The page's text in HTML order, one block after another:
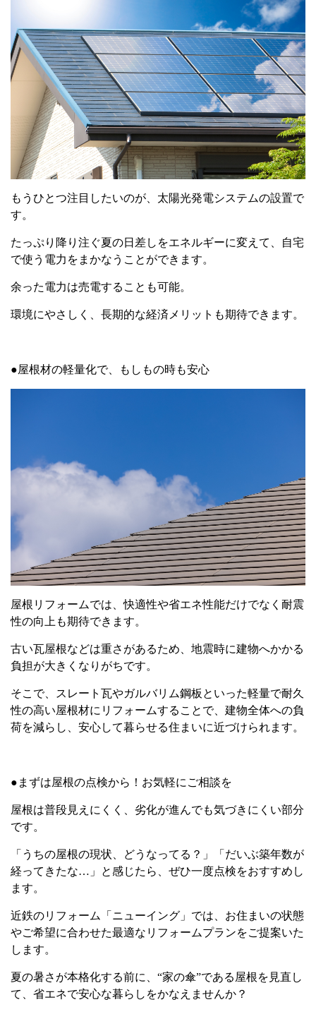
もうひとつ注目したいのが、太陽光発電システムの設置で
す。
たっぷり降り注ぐ夏の日差しをエネルギーに変えて、自宅
で使う電力をまかなうことができます。
余った電力は売電することも可能。
環境にやさしく、長期的な経済メリットも期待できます。
●屋根材の軽量化で、もしもの時も安心
屋根リフォームでは、快適性や省エネ性能だけでなく耐震
性の向上も期待できます。
古い瓦屋根などは重さがあるため、地震時に建物へかかる
負担が大きくなりがちです。
そこで、スレート瓦やガルバリム鋼板といった軽量で耐久
性の高い屋根材にリフォームすることで、建物全体への負
荷を減らし、安心して暮らせる住まいに近づけられます。
●まずは屋根の点検から！お気軽にご相談を
屋根は普段見えにくく、劣化が進んでも気づきにくい部分
です。
「うちの屋根の現状、どうなってる？」「だいぶ築年数が
経ってきたな…」と感じたら、ぜひ一度点検をおすすめし
ます。
近鉄のリフォーム「ニューイング」では、お住まいの状態
やご希望に合わせた最適なリフォームプランをご提案いた
します。
夏の暑さが本格化する前に、“家の傘”である屋根を見直し
て、省エネで安心な暮らしをかなえませんか？